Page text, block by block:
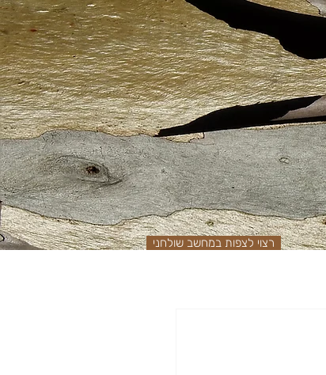
רצוי לצפות במחשב שולחני